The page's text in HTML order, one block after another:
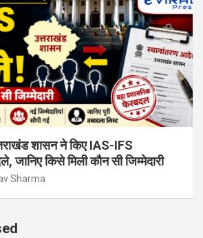
शासन ने किए IAS-IFS
जानिए किसे मिली कौन सी जिम्मेदारी
Sharma